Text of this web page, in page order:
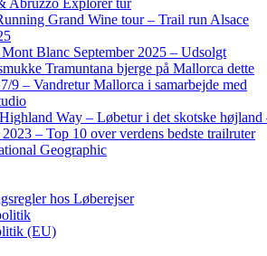
Abruzzo Explorer tur
Grand Wine tour – Trail run Alsace
Blanc September 2025 – Udsolgt
Tramuntana bjerge på Mallorca dette
9 – Vandretur Mallorca i samarbejde med
Way – Løbetur i det skotske højland
2023 – Top 10 over verdens bedste trailruter
Geographic
hos Løberejser
(EU)